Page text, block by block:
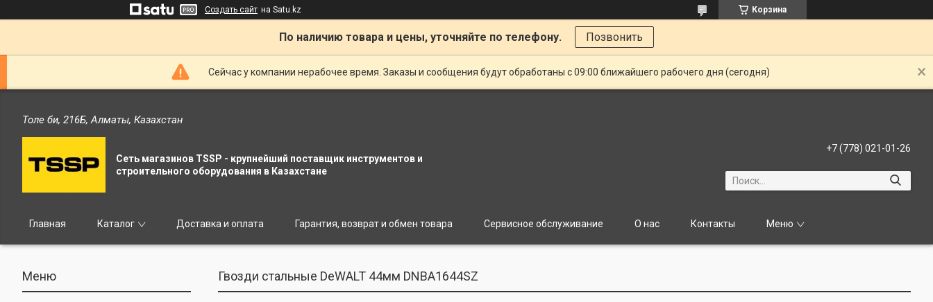
Создать сайт на Satu.kz Корзина
По наличию товара и цены, уточняйте по телефону. Позвонить
Сейчас у компании нерабочее время. Заказы и сообщения будут обработаны с 09:00 ближайшего рабочего дня (сегодня)
Толе би, 216Б, Алматы, Казахстан
Сеть магазинов TSSP - крупнейший поставщик инструментов и
строительного оборудования в Казахстане
+7 (778) 021-01-26
Главная Каталог Доставка и оплата Гарантия, возврат и обмен товара Сервисное обслуживание О нас Контакты Меню
Гвозди стальные DeWALT 44мм DNBA1644SZ